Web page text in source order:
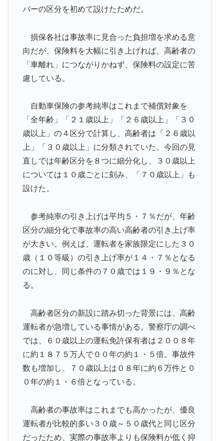
バーの区分を初めて設けたためだ。
損保各社は事故率に見合った負担増を求める意
向だが、保険料を大幅に引き上げれば、高齢者の
「車離れ」につながりかねず、保険料の設定に苦
慮している。
自動車保険の参考純率はこれまで補償対象を
「全年齢」「２１歳以上」「２６歳以上」「３０
歳以上」の４区分で計算し、高齢者は「２６歳以
上」「３０歳以上」に分類されていた。今回の見
直しでは年齢区分を８つに細分化し、３０歳以上
については１０歳ごとに刻み、「７０歳以上」も
設けた。
参考純率の引き上げは平均５・７％だが、年齢
区分の細分化で事故率の高い高齢者の引き上げ率
が大きい。例えば、運転者を家族限定にした３０
歳（１０等級）の引き上げ率が１４・７％となる
のに対し、同じ条件の７０歳では１９・９％とな
る。
高齢者区分の新設に踏み切った背景には、高齢
運転者が急増している事情がある。警察庁の調べ
では、６０歳以上の運転免許保有者は２００８年
に約１８７５万人で００年の約１・５倍。事故件
数も増加し、７０歳以上は０８年に約６万件と０
０年の約１・６倍となっている。
高齢者の事故率はこれまでも高かったが、優良
運転者が比較的多い３０歳～５０歳代と同じ区分
だったため、実際の事故率よりも保険料が低く抑